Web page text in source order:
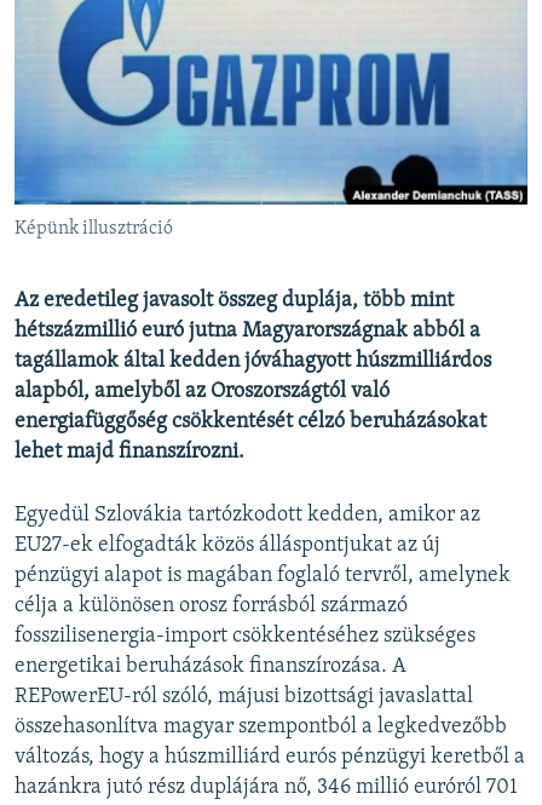
DEMOKRÁCIA
A PÉNZ NYOMÁBAN
EURÓPAI UNIÓ
VILÁG
A MÚLT TANULSÁGAI
KÖVESSEN MINKET!
Valamennyi RFE/RL weboldal
Képünk illusztráció
Az eredetileg javasolt összeg duplája, több mint
hétszázmillió euró jutna Magyarországnak abból a
tagállamok által kedden jóváhagyott húszmilliárdos
alapból, amelyből az Oroszországtól való
energiafüggőség csökkentését célzó beruházásokat
lehet majd finanszírozni.
Egyedül Szlovákia tartózkodott kedden, amikor az
EU27-ek elfogadták közös álláspontjukat az új
pénzügyi alapot is magában foglaló tervről, amelynek
célja a különösen orosz forrásból származó
fosszilisenergia-import csökkentéséhez szükséges
energetikai beruházások finanszírozása. A
REPowerEU-ról szóló, májusi bizottsági javaslattal
összehasonlítva magyar szempontból a legkedvezőbb
változás, hogy a húszmilliárd eurós pénzügyi keretből a
hazánkra jutó rész duplájára nő, 346 millió euróról 701